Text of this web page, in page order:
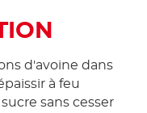
d'avoine dans
à feu
sans cesser